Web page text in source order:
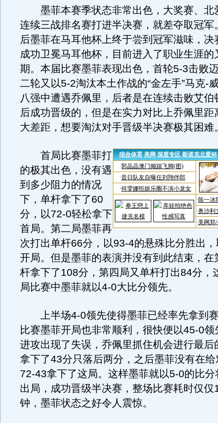
墨菲本赛季状态非常出色，大奖赛、北
连续三战排名赛打进半决赛，就差夺取冠军
后墨菲在马耳他杯上终于尝到冠军滋味，决
成功卫冕马耳他杯，目前进入了职业生涯的
期。本届比赛墨菲表现出色，首轮5-3击败
二轮又以5-2淘汰本土作战的“金左手”马克-
八强中遭遇乔佩里，后者是在连续击败艾伯
后成功晋级的，但是在实力对比上乔佩里距
大差距，想要淘汰对手晋级半决赛极其困难
首局比赛墨菲打
的极其出色，没有遇
到多少阻力的情况
下，单杆拿下了60
分，以72-0轻松拿下
首局。第二局墨菲再
次打出单杆66分，以93-4的悬殊比分胜出
开局。但是墨菲的表演并没有到此结束，在
杆拿下了108分，第四局又单杆打出84分，
局比赛中墨菲就以4-0大比分领先。
上半场4-0领先使得墨菲已经率先拿到
比赛墨菲开局也非常顺利，很快便以45-0
进攻出现了失误，乔佩里抓住机会进行最后
拿下了43分只落后两分，之后墨菲没有在
72-43拿下了这局。这样墨菲就以5-0的比
出局，成功晋级半决赛，整场比赛耗时仅仅
钟，墨菲状态之好令人震惊。